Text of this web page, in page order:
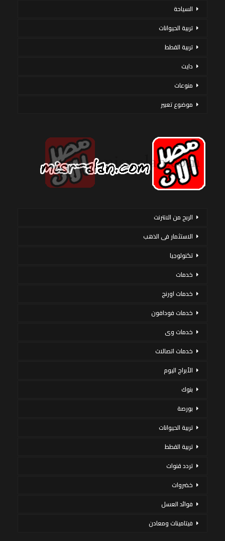
السياحة
تربية الحيوانات
تربية القطط
دايت
منوعات
موضوع تعبير
الربح من الانترنت
الاستثمار فى الذهب
تكنولوجيا
خدمات
خدمات اورنج
خدمات فودافون
خدمات وى
خدمات اتصالات
الأبراج اليوم
بنوك
بورصة
تربية الحيوانات
تربية القطط
تردد قنوات
خضروات
فوائد العسل
فيتامينات ومعادن